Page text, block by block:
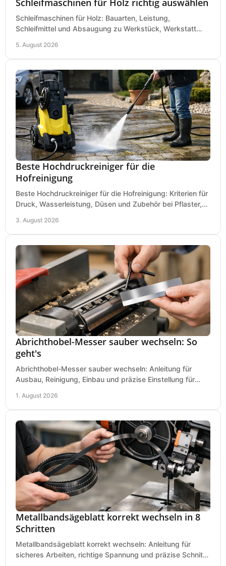
Schleifmaschinen für Holz: Bauarten, Leistung,
Schleifmittel und Absaugung zu Werkstück, Werkstatt
5. August 2026
Beste Hochdruckreiniger für die
Hofreinigung
Beste Hochdruckreiniger für die Hofreinigung: Kriterien für
Druck, Wasserleistung, Düsen und Zubehör bei Pflaster,
3. August 2026
Abrichthobel-Messer sauber wechseln: So
geht's
Abrichthobel-Messer sauber wechseln: Anleitung für
Ausbau, Reinigung, Einbau und präzise Einstellung für
1. August 2026
Metallbandsägeblatt korrekt wechseln in 8
Schritten
Metallbandsägeblatt korrekt wechseln: Anleitung für
sicheres Arbeiten, richtige Spannung und präzise Schnitte